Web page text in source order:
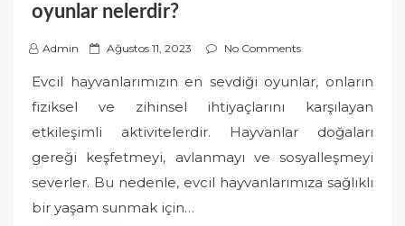
oyunlar nelerdir?
Admin
P
s
t
e
d
o
Ağustos 11, 2023 No Comments
Evcil hayvanlarımızın en sevdiği oyunlar, onların
fiziksel ve zihinsel ihtiyaçlarını karşılayan
etkileşimli aktivitelerdir. Hayvanlar doğaları
gereği keşfetmeyi, avlanmayı ve sosyalleşmeyi
severler. Bu nedenle, evcil hayvanlarımıza sağlıklı
bir yaşam sunmak için…